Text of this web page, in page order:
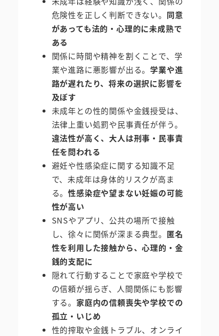
危険性を正しく判断できない。 同意
があっても法的・心理的に未成熟で
ある
関係に時間や精神を割くことで、学
業や進路に悪影響が出る。 学業や進
路が遅れたり、将来の選択に影響を
及ぼす
未成年との性的関係や金銭授受は、
法律上重い処罰や民事責任が伴う。
違法性が高く、大人は刑事・民事責
任を問われる
避妊や性感染症に関する知識不足
で、未成年は身体的リスクが高ま
る。性感染症や望まない妊娠の可能
性が高い
SNSやアプリ、公共の場所で接触
し、徐々に関係が深まる典型。 匿名
性を利用した接触から、心理的・金
銭的支配に
隠れて行動することで家庭や学校で
の信頼が揺らぎ、人間関係にも影響
する。 家庭内の信頼喪失や学校での
孤立・いじめ
性的搾取や金銭トラブル、オンライ